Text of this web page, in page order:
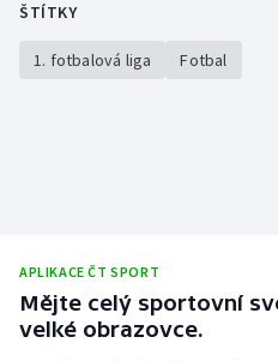
ŠTÍTKY
1. fotbalová liga Fotbal
APLIKACE ČT SPORT
Mějte celý sportovní
velké obrazovce.